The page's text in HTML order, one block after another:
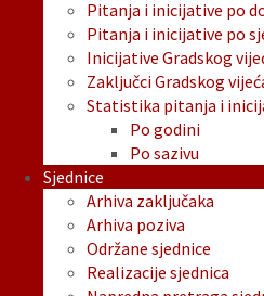
Pitanja i inicijative po
Pitanja i inicijative po
Inicijative Gradskog
Zaključci Gradskog
Statistika pitanja i
Po godini
Po sazivu
Sjednice
Arhiva zaključaka
Arhiva poziva
Održane sjednice
Realizacije sjednica